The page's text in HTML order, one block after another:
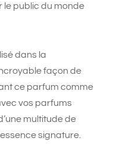
le public du monde
dans la
façon de
ce parfum comme
vos parfums
multitude de
signature.